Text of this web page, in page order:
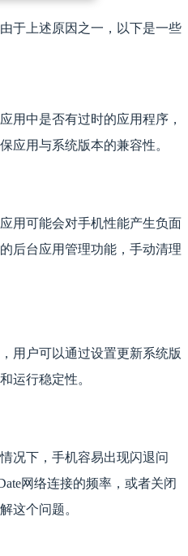
于上述原因之一，以下是一些
用中是否有过时的应用程序，
应用与系统版本的兼容性。
用可能会对手机性能产生负面
后台应用管理功能，手动清理
用户可以通过设置更新系统版
运行稳定性。
况下，手机容易出现闪退问
网络连接的频率，或者关闭
这个问题。